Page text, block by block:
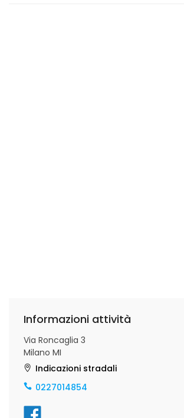
Informazioni attività
Via Roncaglia 3
Milano MI
Indicazioni stradali
0227014854